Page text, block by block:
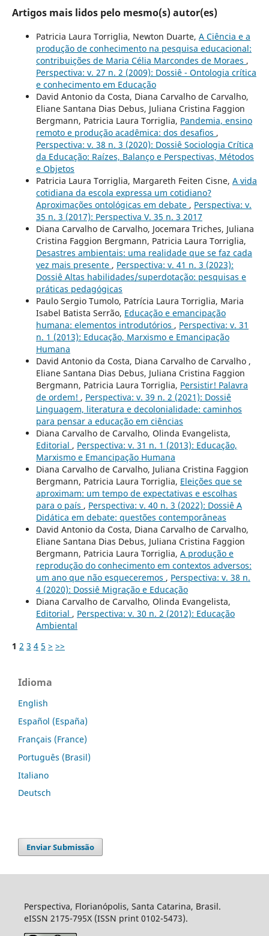
Artigos mais lidos pelo mesmo(s) autor(es)
Patricia Laura Torriglia, Newton Duarte, A Ciência e a
produção de conhecimento na pesquisa educacional:
contribuições de Maria Célia Marcondes de Moraes ,
Perspectiva: v. 27 n. 2 (2009): Dossiê - Ontologia crítica
e conhecimento em Educação
David Antonio da Costa, Diana Carvalho de Carvalho,
Eliane Santana Dias Debus, Juliana Cristina Faggion
Bergmann, Patricia Laura Torriglia, Pandemia, ensino
remoto e produção acadêmica: dos desafios ,
Perspectiva: v. 38 n. 3 (2020): Dossiê Sociologia Crítica
da Educação: Raízes, Balanço e Perspectivas, Métodos
e Objetos
Patricia Laura Torriglia, Margareth Feiten Cisne, A vida
cotidiana da escola expressa um cotidiano?
Aproximações ontológicas em debate , Perspectiva: v.
35 n. 3 (2017): Perspectiva V. 35 n. 3 2017
Diana Carvalho de Carvalho, Jocemara Triches, Juliana
Cristina Faggion Bergmann, Patricia Laura Torriglia,
Desastres ambientais: uma realidade que se faz cada
vez mais presente , Perspectiva: v. 41 n. 3 (2023):
Dossiê Altas habilidades/superdotação: pesquisas e
práticas pedagógicas
Paulo Sergio Tumolo, Patrícia Laura Torriglia, Maria
Isabel Batista Serrão, Educação e emancipação
humana: elementos introdutórios , Perspectiva: v. 31
n. 1 (2013): Educação, Marxismo e Emancipação
Humana
David Antonio da Costa, Diana Carvalho de Carvalho ,
Eliane Santana Dias Debus, Juliana Cristina Faggion
Bergmann, Patricia Laura Torriglia, Persistir! Palavra
de ordem! , Perspectiva: v. 39 n. 2 (2021): Dossiê
Linguagem, literatura e decolonialidade: caminhos
para pensar a educação em ciências
Diana Carvalho de Carvalho, Olinda Evangelista,
Editorial , Perspectiva: v. 31 n. 1 (2013): Educação,
Marxismo e Emancipação Humana
Diana Carvalho de Carvalho, Juliana Cristina Faggion
Bergmann, Patricia Laura Torriglia, Eleições que se
aproximam: um tempo de expectativas e escolhas
para o país , Perspectiva: v. 40 n. 3 (2022): Dossiê A
Didática em debate: questões contemporâneas
David Antonio da Costa, Diana Carvalho de Carvalho,
Eliane Santana Dias Debus, Juliana Cristina Faggion
Bergmann, Patricia Laura Torriglia, A produção e
reprodução do conhecimento em contextos adversos:
um ano que não esqueceremos , Perspectiva: v. 38 n.
4 (2020): Dossiê Migração e Educação
Diana Carvalho de Carvalho, Olinda Evangelista,
Editorial , Perspectiva: v. 30 n. 2 (2012): Educação
Ambiental
1 2 3 4 5 > >>
Idioma
English
Español (España)
Français (France)
Português (Brasil)
Italiano
Deutsch
Enviar Submissão
Perspectiva, Florianópolis, Santa Catarina, Brasil.
eISSN 2175-795X (ISSN print 0102-5473).